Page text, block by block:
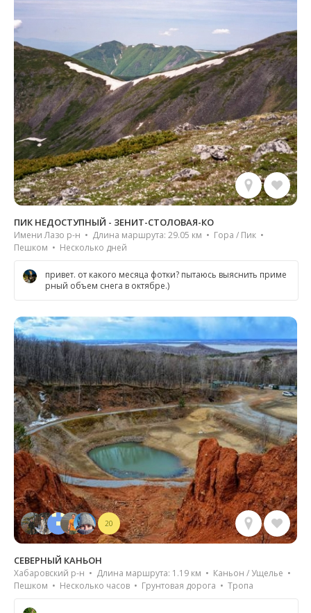
ПИК НЕДОСТУПНЫЙ - ЗЕНИТ-СТОЛОВАЯ-КО
Имени Лазо р-н • Длина маршрута: 29.05 км • Гора / Пик •
Пешком • Несколько дней
привет. от какого месяца фотки? пытаюсь выяснить приме
рный объем снега в октябре.)
20
СЕВЕРНЫЙ КАНЬОН
Хабаровский р-н • Длина маршрута: 1.19 км • Каньон / Ущелье •
Пешком • Несколько часов • Грунтовая дорога • Тропа